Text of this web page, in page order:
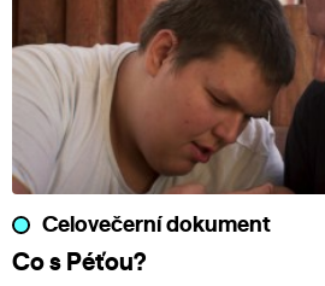
Celovečerní dokument
Co s Péťou?